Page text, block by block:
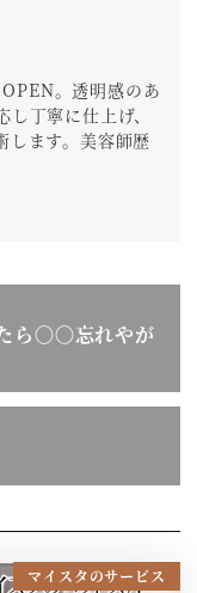
。透明感のあ
丁寧に仕上げ、
します。美容師歴
ら〇〇忘れやが
マイスタのサービス